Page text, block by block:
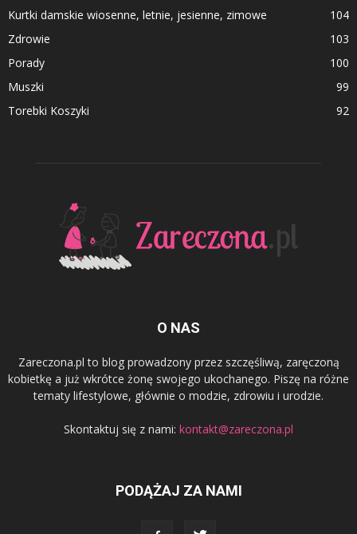
Kurtki damskie wiosenne, letnie, jesienne, zimowe
104
Zdrowie
103
Porady
100
Muszki
99
Torebki Koszyki
92
O NAS
Zareczona.pl to blog prowadzony przez szczęśliwą, zaręczoną
kobietkę a już wkrótce żonę swojego ukochanego. Piszę na różne
tematy lifestylowe, głównie o modzie, zdrowiu i urodzie.
Skontaktuj się z nami: kontakt@zareczona.pl
PODĄŻAJ ZA NAMI